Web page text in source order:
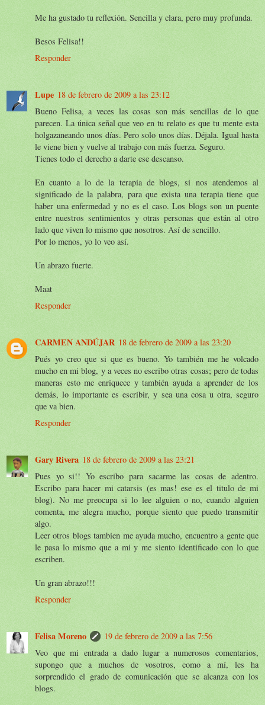
Me ha gustado tu reflexión. Sencilla y clara, pero muy profunda.
Besos Felisa!!
Responder
Lupe 18 de febrero de 2009 a las 23:12
Bueno Felisa, a veces las cosas son más sencillas de lo que
parecen. La única señal que veo en tu relato es que tu mente esta
holgazaneando unos días. Pero solo unos días. Déjala. Igual hasta
le viene bien y vuelve al trabajo con más fuerza. Seguro.
Tienes todo el derecho a darte ese descanso.
En cuanto a lo de la terapia de blogs, si nos atendemos al
significado de la palabra, para que exista una terapia tiene que
haber una enfermedad y no es el caso. Los blogs son un puente
entre nuestros sentimientos y otras personas que están al otro
lado que viven lo mismo que nosotros. Así de sencillo.
Por lo menos, yo lo veo así.
Un abrazo fuerte.
Maat
Responder
CARMEN ANDÚJAR 18 de febrero de 2009 a las 23:20
Pués yo creo que si que es bueno. Yo también me he volcado
mucho en mi blog, y a veces no escribo otras cosas; pero de todas
maneras esto me enriquece y también ayuda a aprender de los
demás, lo importante es escribir, y sea una cosa u otra, seguro
que va bien.
Responder
Gary Rivera 18 de febrero de 2009 a las 23:21
Pues yo si!! Yo escribo para sacarme las cosas de adentro.
Escribo para hacer mi catarsis (es mas! ese es el titulo de mi
blog). No me preocupa si lo lee alguien o no, cuando alguien
comenta, me alegra mucho, porque siento que puedo transmitir
algo.
Leer otros blogs tambien me ayuda mucho, encuentro a gente que
le pasa lo mismo que a mi y me siento identificado con lo que
escriben.
Un gran abrazo!!!
Responder
Felisa Moreno
19 de febrero de 2009 a las 7:56
Veo que mi entrada a dado lugar a numerosos comentarios,
supongo que a muchos de vosotros, como a mí, les ha
sorprendido el grado de comunicación que se alcanza con los
blogs.